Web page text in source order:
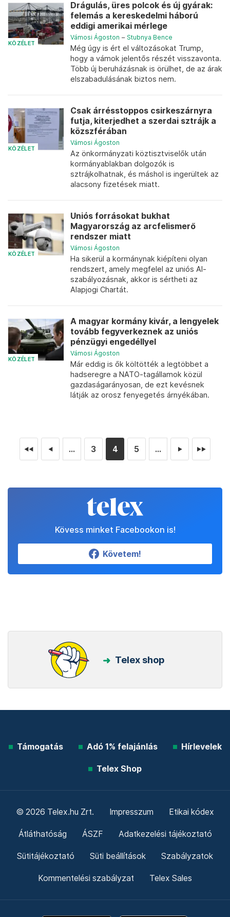
KÖZÉLET
Drágulás, üres polcok és új gyárak:
felemás a kereskedelmi háború
eddigi amerikai mérlege
Vámosi Ágoston – Stubnya Bence
Még úgy is ért el változásokat Trump,
hogy a vámok jelentős részét visszavonta.
Több új beruházásnak is örülhet, de az árak
elszabadulásának biztos nem.
KÖZÉLET
Csak árrésstoppos csirkeszárnyra
futja, kiterjedhet a szerdai sztrájk a
közszférában
Vámosi Ágoston
Az önkormányzati köztisztviselők után
kormányablakban dolgozók is
sztrájkolhatnak, és máshol is ingerültek az
alacsony fizetések miatt.
KÖZÉLET
Uniós forrásokat bukhat
Magyarország az arcfelismerő
rendszer miatt
Vámosi Ágoston
Ha sikerül a kormánynak kiépíteni olyan
rendszert, amely megfelel az uniós AI-
szabályozásnak, akkor is sértheti az
Alapjogi Chartát.
KÖZÉLET
A magyar kormány kivár, a lengyelek
tovább fegyverkeznek az uniós
pénzügyi engedéllyel
Vámosi Ágoston
Már eddig is ők költötték a legtöbbet a
hadseregre a NATO-tagállamok közül
gazdaságarányosan, de ezt kevésnek
látják az orosz fenyegetés árnyékában.
◄◄ ◄ ... 3 4 5 ... ► ►►
Kövess minket Facebookon is!
Követem!
Telex shop
Támogatás Adó 1% felajánlás Hírlevelek
Telex Shop
© 2026 Telex.hu Zrt. Impresszum Etikai kódex
Átláthatóság ÁSZF Adatkezelési tájékoztató
Sütitájékoztató Süti beállítások Szabályzatok
Kommentelési szabályzat Telex Sales